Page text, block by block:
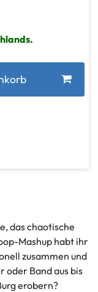
das chaotische
Mashup habt ihr
zusammen und
oder Band aus bis
erobern?